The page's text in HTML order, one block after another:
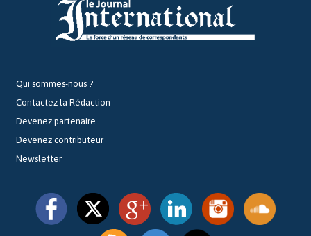
Qui sommes-nous ?
Contactez la Rédaction
Devenez partenaire
Devenez contributeur
Newsletter